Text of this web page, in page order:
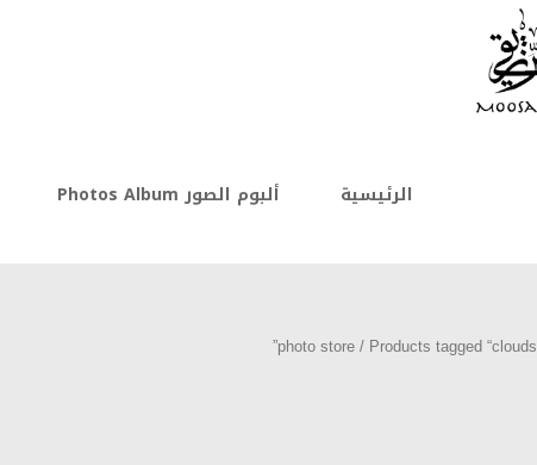
الرئيسية ألبوم الصور Photos Album
/ Products tagged “clouds”